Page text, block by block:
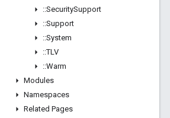
::SecuritySupport
::Support
::System
::TLV
::Warm
Modules
Namespaces
Related Pages